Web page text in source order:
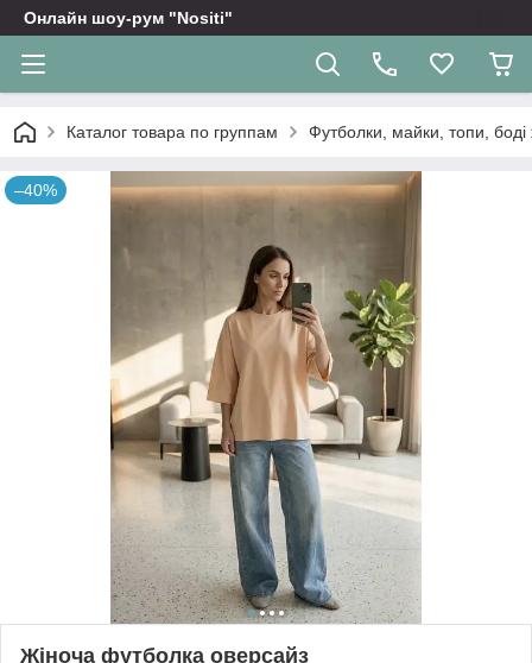
Онлайн шоу-рум "Nositi"
Каталог товара по группам Футболки, майки, топи, боді
–40%
Жіноча футболка оверсайз